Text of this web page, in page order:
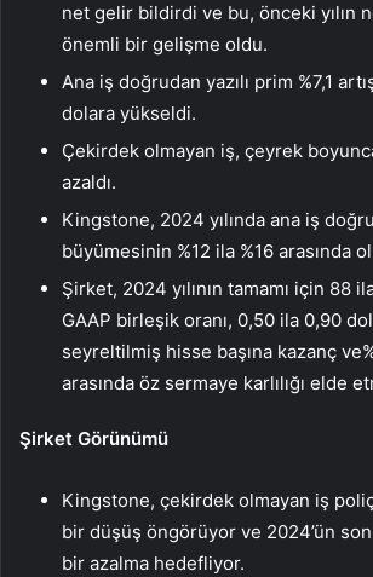
net gelir bildirdi ve bu, önceki yılın
önemli bir gelişme oldu.
Ana iş doğrudan yazılı prim %7,1
dolara yükseldi.
Çekirdek olmayan iş, çeyrek
azaldı.
Kingstone, 2024 yılında ana iş
büyümesinin %12 ila %16 arasında
Şirket, 2024 yılının tamamı için 88
GAAP birleşik oranı, 0,50 ila 0,90
seyreltilmiş hisse başına kazanç
arasında öz sermaye karlılığı elde
Şirket Görünümü
Kingstone, çekirdek olmayan iş
bir düşüş öngörüyor ve 2024’ün
bir azalma hedefliyor.